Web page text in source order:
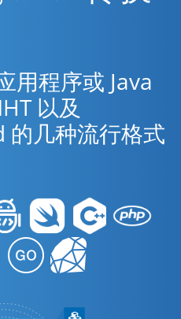
用程序或 Java
以及
的几种流行格式